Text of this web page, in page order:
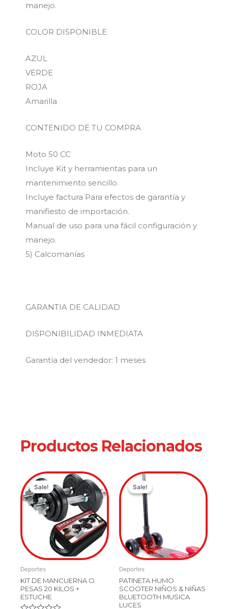
manejo.
COLOR DISPONIBLE
AZUL
VERDE
ROJA
Amarilla
CONTENIDO DE TU COMPRA
Moto 50 CC
Incluye Kit y herramientas para un
mantenimiento sencillo.
Incluye factura Para efectos de garantía y
manifiesto de importación.
Manual de uso para una fácil configuración y
manejo.
5) Calcomanías
GARANTIA DE CALIDAD
DISPONIBILIDAD INMEDIATA
Garantía del vendedor: 1 meses
Productos Relacionados
Sale!
Sale!
Deportes
KIT DE MANCUERNA O
PESAS 20 KILOS +
ESTUCHE
Original
price
was:
$249,900.00.
Current
price
is:
$199,900.00.
Sale!
Sale!
Deportes
PATINETA HUMO
SCOOTER NIÑOS & NIÑAS
BLUETOOTH MUSICA
LUCES
Original
price
Current
price